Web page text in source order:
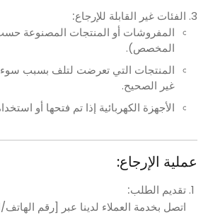
الفئات غير القابلة للإرجاع:
المفروشات أو المنتجات المصنوعة
المخصص).
المنتجات التي تعرضت لتلف بسبب سوء
غير الصحيح.
الأجهزة الكهربائية إذا تم فتحها أو
عملية الإرجاع:
تقديم الطلب:
اتصل بخدمة العملاء لدينا عبر [رقم الهاتف/